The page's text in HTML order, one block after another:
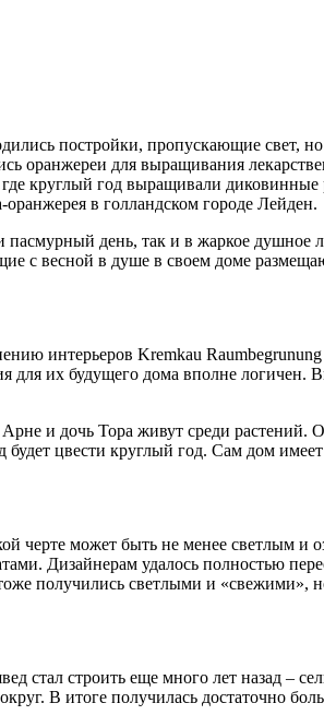
постройки, пропускающие свет,
оранжереи для выращивания
круглый год выращивали
оранжерея в голландском городе Лейден.
день, так и в жаркое душное
с весной в душе в своем доме
интерьеров Kremkau
для их будущего дома вполне
и дочь Тора живут среди
цвести круглый год. Сам дом
черте может быть не менее светлым
Дизайнерам удалось полностью
получились светлыми и «свежими»,
строить еще много лет назад –
В итоге получилась достаточно